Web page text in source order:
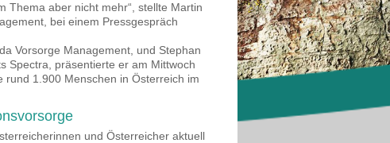
Thema aber nicht mehr“, stellte Martin
bei einem Pressgespräch
Vorsorge Management, und Stephan
Spectra, präsentierte er am Mittwoch
1.900 Menschen in Österreich im
und Österreicher aktuell